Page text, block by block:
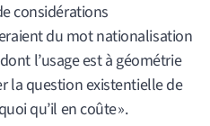
considérations
du mot nationalisation
l’usage est à géométrie
la question existentielle de
qu’il en coûte ».